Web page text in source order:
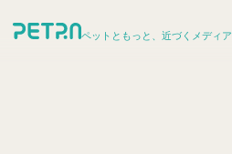
ペットともっと、近づくメディア